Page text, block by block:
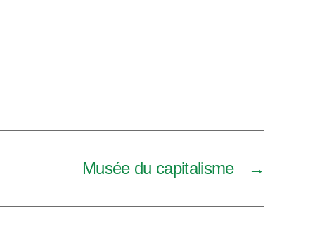
→
Musée du capitalisme